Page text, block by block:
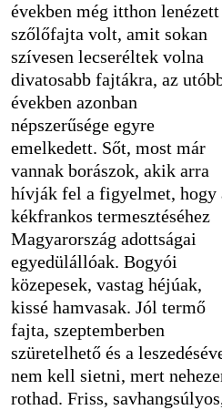
években még itthon lenézett
szőlőfajta volt, amit sokan
szívesen lecseréltek volna
divatosabb fajtákra, az
években azonban
népszerűsége egyre
emelkedett. Sőt, most már
vannak borászok, akik arra
hívják fel a figyelmet, hogy
kékfrankos termesztéséhez
Magyarország adottságai
egyedülállóak. Bogyói
közepesek, vastag héjúak,
kissé hamvasak. Jól termő
fajta, szeptemberben
szüretelhető és a
nem kell sietni, mert
rothad. Friss,